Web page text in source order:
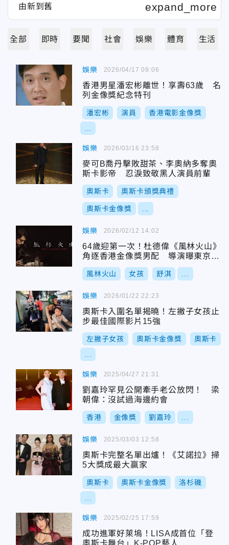
全部 即時 要聞 社會 娛樂 體育 生活
娛樂
香港男星潘宏彬離世！享壽63歲 名
列金像獎紀念特刊
潘宏彬 演員 香港電影金像獎
2026/04/17 09:06
娛樂
麥可B喬丹擊敗甜茶、李奧納多奪奧
斯卡影帝 忍淚致敬黑人演員前輩
奧斯卡 奧斯卡頒獎典禮
奧斯卡金像獎
2026/03/16 23:58
娛樂
64歲迎第一次！杜德偉《風林火山》
角逐香港金像獎男配 導演曝東京密
會金城武幕後
風林火山 女孩 舒淇
2026/02/12 14:02
娛樂
奧斯卡入圍名單揭曉！左撇子女孩止
步最佳國際影片15強
左撇子女孩 奧斯卡金像獎 奧斯卡
2026/01/22 22:23
娛樂
劉嘉玲罕見公開牽手老公放閃！ 梁
朝偉：沒試過海邊約會
香港 金像獎 劉嘉玲
2025/04/27 21:31
娛樂
奧斯卡完整名單出爐！《艾諾拉》掃
5大獎成最大贏家
奧斯卡 奧斯卡金像獎 洛杉磯
2025/03/03 12:58
娛樂
成功進軍好萊塢！LISA成首位「登
奧斯卡舞台」K-POP藝人
2025/02/25 17:59